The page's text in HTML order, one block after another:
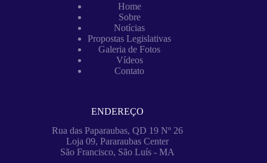
Home
Sobre
Notícias
Propostas Legislativas
Galeria de Fotos
Vídeos
Contato
ENDEREÇO
Rua das Paparaubas, QD 19 Nº 26
Loja 09, Pararaubas Center
São Francisco, São Luís - MA